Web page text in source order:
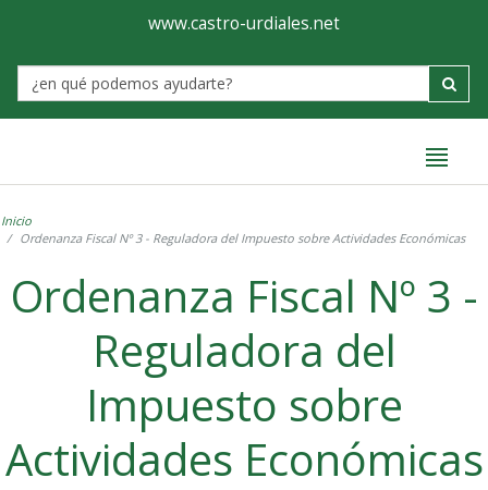
Ayuntamiento
de
Castro-
www.castro-urdiales.net
Label
Inicio
Ordenanza Fiscal Nº 3 - Reguladora del Impuesto sobre Actividades Económicas
Ordenanza Fiscal Nº 3 -
Reguladora del
Impuesto sobre
Actividades Económicas